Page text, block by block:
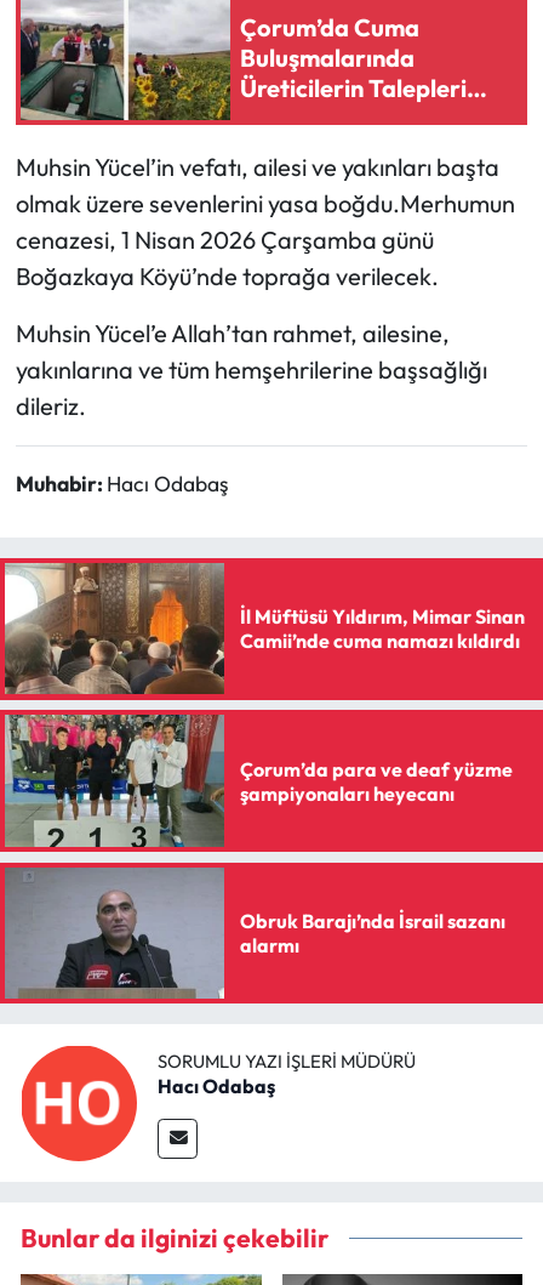
Çorum’da Cuma
Buluşmalarında
Üreticilerin Talepleri
Dinlendi
Muhsin Yücel’in vefatı, ailesi ve yakınları başta
olmak üzere sevenlerini yasa boğdu.Merhumun
cenazesi, 1 Nisan 2026 Çarşamba günü
Boğazkaya Köyü’nde toprağa verilecek.
Muhsin Yücel’e Allah’tan rahmet, ailesine,
yakınlarına ve tüm hemşehrilerine başsağlığı
dileriz.
Muhabir: Hacı Odabaş
İl Müftüsü Yıldırım, Mimar Sinan
Camii’nde cuma namazı kıldırdı
Çorum’da para ve deaf yüzme
şampiyonaları heyecanı
Obruk Barajı’nda İsrail sazanı
alarmı
SORUMLU YAZI İŞLERI MÜDÜRÜ
Hacı Odabaş
Bunlar da ilginizi çekebilir
Kimdir?
Kültür Sanat
Laçin Haberleri
Magazin
Mecitözü Haberleri
Ortaköy Haberleri
Osmancık Haberleri
Resmi İlan
Resmi Reklam
Sağlık
Siyaset
Spor
Sungurlu Haberleri
Turizm
Uğurludağ Haberleri
Yaşam
Yayla Haber
Yerel Haberler